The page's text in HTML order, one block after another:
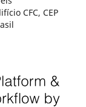
CFC, CEP